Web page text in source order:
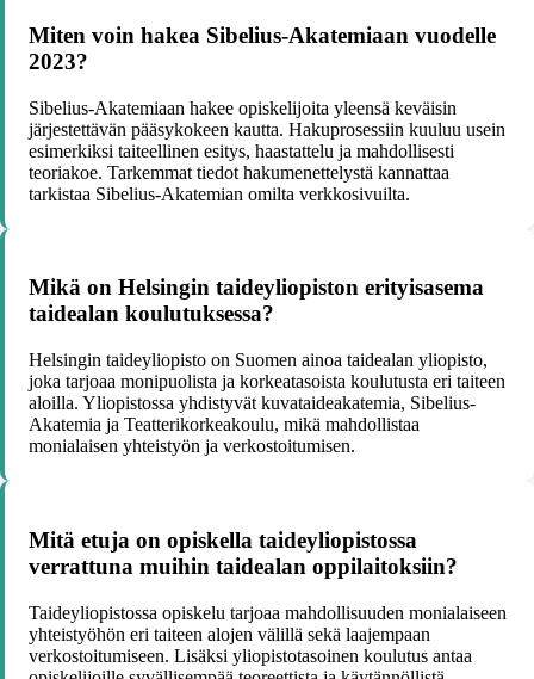
Miten voin hakea Sibelius-Akatemiaan vuodelle
2023?
Sibelius-Akatemiaan hakee opiskelijoita yleensä keväisin
järjestettävän pääsykokeen kautta. Hakuprosessiin kuuluu usein
esimerkiksi taiteellinen esitys, haastattelu ja mahdollisesti
teoriakoe. Tarkemmat tiedot hakumenettelystä kannattaa
tarkistaa Sibelius-Akatemian omilta verkkosivuilta.
Mikä on Helsingin taideyliopiston erityisasema
taidealan koulutuksessa?
Helsingin taideyliopisto on Suomen ainoa taidealan yliopisto,
joka tarjoaa monipuolista ja korkeatasoista koulutusta eri taiteen
aloilla. Yliopistossa yhdistyvät kuvataideakatemia, Sibelius-
Akatemia ja Teatterikorkeakoulu, mikä mahdollistaa
monialaisen yhteistyön ja verkostoitumisen.
Mitä etuja on opiskella taideyliopistossa
verrattuna muihin taidealan oppilaitoksiin?
Taideyliopistossa opiskelu tarjoaa mahdollisuuden monialaiseen
yhteistyöhön eri taiteen alojen välillä sekä laajempaan
verkostoitumiseen. Lisäksi yliopistotasoinen koulutus antaa